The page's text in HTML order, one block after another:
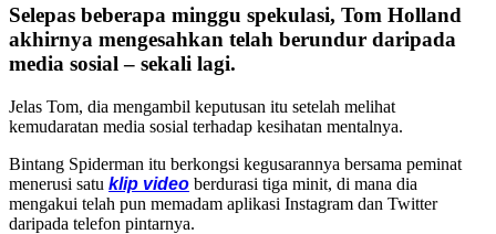
Selepas beberapa minggu spekulasi, Tom Holland
akhirnya mengesahkan telah berundur daripada
media sosial – sekali lagi.
Jelas Tom, dia mengambil keputusan itu setelah melihat
kemudaratan media sosial terhadap kesihatan mentalnya.
Bintang Spiderman itu berkongsi kegusarannya bersama peminat
menerusi satu klip video berdurasi tiga minit, di mana dia
mengakui telah pun memadam aplikasi Instagram dan Twitter
daripada telefon pintarnya.